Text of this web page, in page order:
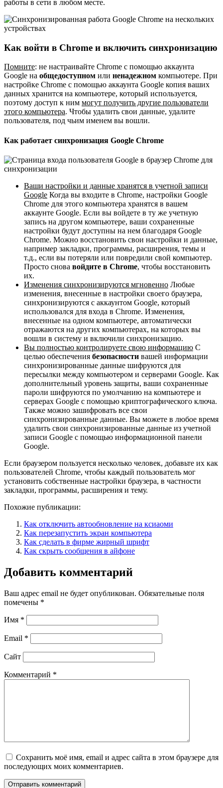
работы в сети в любом месте.
Как войти в Chrome и включить синхронизацию
Помните: не настраивайте Chrome с помощью аккаунта
Google на общедоступном или ненадежном компьютере. При
настройке Chrome с помощью аккаунта Google копия ваших
данных хранится на компьютере, который используется,
поэтому доступ к ним могут получить другие пользователи
этого компьютера. Чтобы удалить свои данные, удалите
пользователя, под чьим именем вы вошли.
Как работает синхронизация Google Chrome
Ваши настройки и данные хранятся в учетной записи
Google Когда вы входите в Chrome, настройки Google
Chrome для этого компьютера хранятся в вашем
аккаунте Google. Если вы войдете в ту же учетную
запись на другом компьютере, ваши сохраненные
настройки будут доступны на нем благодаря Google
Chrome. Можно восстановить свои настройки и данные,
например закладки, программы, расширения, темы и
т.д., если вы потеряли или повредили свой компьютер.
Просто снова войдите в Chrome, чтобы восстановить
их.
Изменения синхронизируются мгновенно Любые
изменения, внесенные в настройки своего браузера,
синхронизируются с аккаунтом Google, который
использовался для входа в Chrome. Изменения,
внесенные на одном компьютере, автоматически
отражаются на других компьютерах, на которых вы
вошли в систему и включили синхронизацию.
Вы полностью контролируете свою информацию С
целью обеспечения безопасности вашей информации
синхронизированные данные шифруются для
пересылки между компьютером и серверами Google. Как
дополнительный уровень защиты, ваши сохраненные
пароли шифруются по умолчанию на компьютере и
серверах Google с помощью криптографического ключа.
Также можно зашифровать все свои
синхронизированные данные. Вы можете в любое время
удалить свои синхронизированные данные из учетной
записи Google с помощью информационной панели
Google.
Если браузером пользуется несколько человек, добавьте их как
пользователей Chrome, чтобы каждый пользователь мог
установить собственные настройки браузера, в частности
закладки, программы, расширения и тему.
Похожие публикации:
Как отключить автообновление на ксиаоми
Как перезапустить экран компьютера
Как сделать в фирме жирный шрифт
Как скрыть сообщения в айфоне
Добавить комментарий
Ваш адрес email не будет опубликован. Обязательные поля
помечены *
Имя *
Email *
Сайт
Комментарий *
Сохранить моё имя, email и адрес сайта в этом браузере для
последующих моих комментариев.